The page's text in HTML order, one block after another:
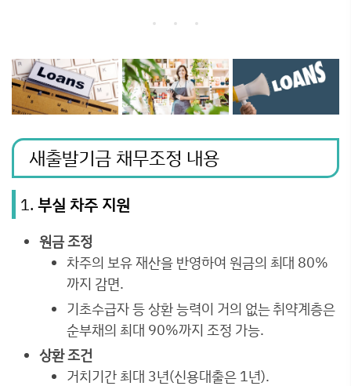
새출발기금 채무조정 내용
1. 부실 차주 지원
원금 조정
차주의 보유 재산을 반영하여 원금의 최대 80%
까지 감면.
기초수급자 등 상환 능력이 거의 없는 취약계층은
순부채의 최대 90%까지 조정 가능.
상환 조건
거치기간 최대 3년(신용대출은 1년).